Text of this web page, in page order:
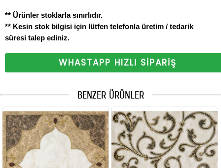
** Ürünler stoklarla sınırlıdır.
** Kesin stok bilgisi için lütfen telefonla üretim / tedarik
süresi talep ediniz.
WHASTAPP HIZLI SİPARİŞ
BENZER ÜRÜNLER